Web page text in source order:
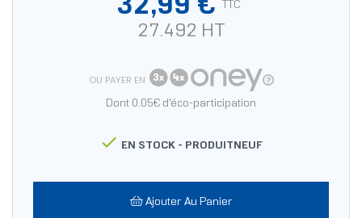
32,99 € TTC
27.492 HT
OU PAYER EN
Dont 0.05€ d'éco-participation
 EN STOCK - PRODUITNEUF
Ajouter Au Panier